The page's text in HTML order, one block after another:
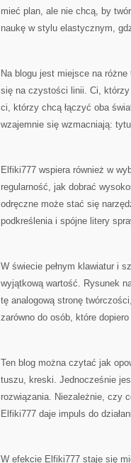
mieć plan, ale nie chcą, by
naukę w stylu elastycznym,
Na blogu jest miejsce na
się na czystości linii. Ci,
ci, którzy chcą łączyć oba
wzajemnie się wzmacniają:
Elfiki777 wspiera również w
regularność, jak dobrać
odręczne może stać się
podkreślenia i spójne litery
W świecie pełnym klawiatur i
wyjątkową wartość. Rysunek
tę analogową stronę
zarówno do osób, które
Ten blog można czytać jak
tuszu, kreski. Jednocześnie
rozwiązania. Niezależnie, czy
Elfiki777 daje impuls do
W efekcie Elfiki777 staje się